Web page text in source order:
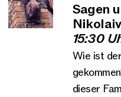
Sagen
15:30
Wie ist
dieser